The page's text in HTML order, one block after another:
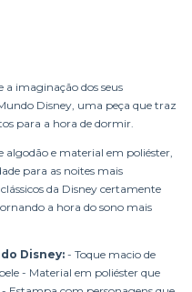
a imaginação dos seus
Disney, uma peça que traz
para a hora de dormir.
algodão e material em poliéster,
para as noites mais
da Disney certamente
a hora do sono mais
Disney: - Toque macio de
- Material em poliéster que